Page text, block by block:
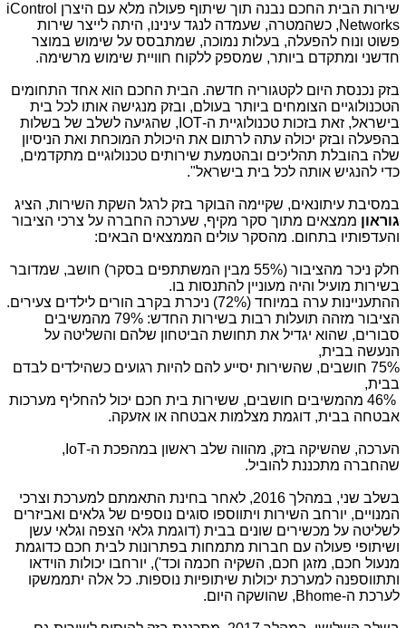
שירות הבית החכם נבנה תוך שיתוף פעולה מלא עם היצרן iControl
Networks, כשהמטרה, שעמדה לנגד עינינו, היתה לייצר שירות
פשוט ונוח להפעלה, בעלות נמוכה, שמתבסס על שימוש במוצר
חדשני ומתקדם ביותר, שמספק ללקוח חוויית שימוש מרשימה.
בזק נכנסת היום לקטגוריה חדשה. הבית החכם הוא אחד התחומים
הטכנולוגיים הצומחים ביותר בעולם, ובזק מנגישה אותו לכל בית
בישראל, זאת בזכות טכנולוגיית ה-IOT , שהגיעה לשלב של בשלות
בהפעלה ובזק יכולה עתה לרתום את היכולת המוכחת ואת הניסיון
שלה בהובלת תהליכים ובהטמעת שירותים טכנולוגיים מתקדמים,
כדי להנגיש אותה לכל בית בישראל".
במסיבת עיתונאים, שקיימה הבוקר בזק לרגל השקת השירות, הציג
גוראון ממצאים מתוך סקר מקיף, שערכה החברה על צרכי הציבור
והעדפותיו בתחום. מהסקר עולים הממצאים הבאים:
חלק ניכר מהציבור (55% מבין המשתתפים בסקר) חושב, שמדובר
בשירות מועיל והיה מעוניין להתנסות בו.
ההתעניינות ערה במיוחד (72%) ניכרת בקרב הורים לילדים צעירים.
הציבור מזהה תועלות רבות בשירות החדש: 79% מהמשיבים
סבורים, שהוא יגדיל את תחושת הביטחון שלהם והשליטה על
הנעשה בבית,
75% חושבים, שהשירות יסייע להם להיות רגועים כשהילדים לבדם
בבית,
46% מהמשיבים חושבים, ששירות בית חכם יכול להחליף מערכות
אבטחה בבית, דוגמת מצלמות אבטחה או אזעקה.
הערכה, שהשיקה בזק, מהווה שלב ראשון במהפכת ה-IoT
,
שהחברה מתכננת להוביל.
בשלב שני, במהלך 2016, לאחר בחינת התאמתם למערכת וצרכי
המנויים, יורחב השירות ויתווספו סוגים נוספים של גלאים ואביזרים
לשליטה על מכשירים שונים בבית (דוגמת גלאי הצפה וגלאי עשן
ושיתופי פעולה עם חברות מתמחות בפתרונות לבית חכם כדוגמת
מנעול חכם, מזגן חכם, השקיה חכמה וכד'), יורחבו יכולות הוידאו
ותתווספנה למערכת יכולות שיתופיות נוספות. כל אלה יתממשקו
לערכת ה-,Bhome שהושקה היום.